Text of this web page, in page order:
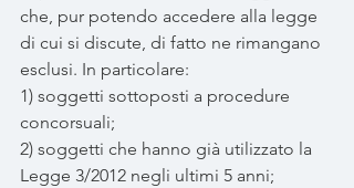
che, pur potendo accedere alla legge
di cui si discute, di fatto ne rimangano
esclusi. In particolare:
1) soggetti sottoposti a procedure
concorsuali;
2) soggetti che hanno già utilizzato la
Legge 3/2012 negli ultimi 5 anni;